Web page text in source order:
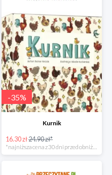
-35%
Kurnik
16.30 zł24.90 zł*
*najniższa cena z 30 dni przed obniżką